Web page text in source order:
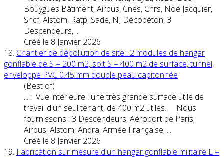
Bouygues Bâtiment, Airbus, Cnes, Cnrs, Noé Jacquier,
Sncf, Alstom, Ratp, Sade, NJ Décobéton, 3
Descendeurs, ...
Créé le 8 Janvier 2026
18. Chantier de dépollution de site : 2 modules de hangar
gonflable de S = 200 m2, soit S = 400 m2 de surface, tunnel,
enveloppe PVC 0.45 mm double peau capitonnée
(Best of)
... : Vue intérieure : une très grande surface utile de
travail d'un seul tenant, de 400 m2 utiles. Nous
fournissons : 3 Descendeurs, Aéroport de Paris,
Airbus, Alstom, Andra, Armée Française, ...
Créé le 8 Janvier 2026
19. Fabrication sur mesure d'un hangar gonflable militaire L =